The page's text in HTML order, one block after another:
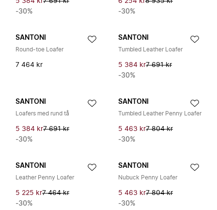
-30%
-30%
SANTONI
Round-toe Loafer
7 464 kr
SANTONI
Tumbled Leather Loafer
5 384 kr7 691 kr
-30%
SANTONI
Loafers med rund tå
5 384 kr7 691 kr
-30%
SANTONI
Tumbled Leather Penny Loafer
5 463 kr7 804 kr
-30%
SANTONI
Leather Penny Loafer
5 225 kr7 464 kr
-30%
SANTONI
Nubuck Penny Loafer
5 463 kr7 804 kr
-30%